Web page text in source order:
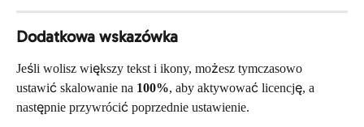
Dodatkowa wskazówka
Jeśli wolisz większy tekst i ikony, możesz tymczasowo
ustawić skalowanie na 100%, aby aktywować licencję, a
następnie przywrócić poprzednie ustawienie.